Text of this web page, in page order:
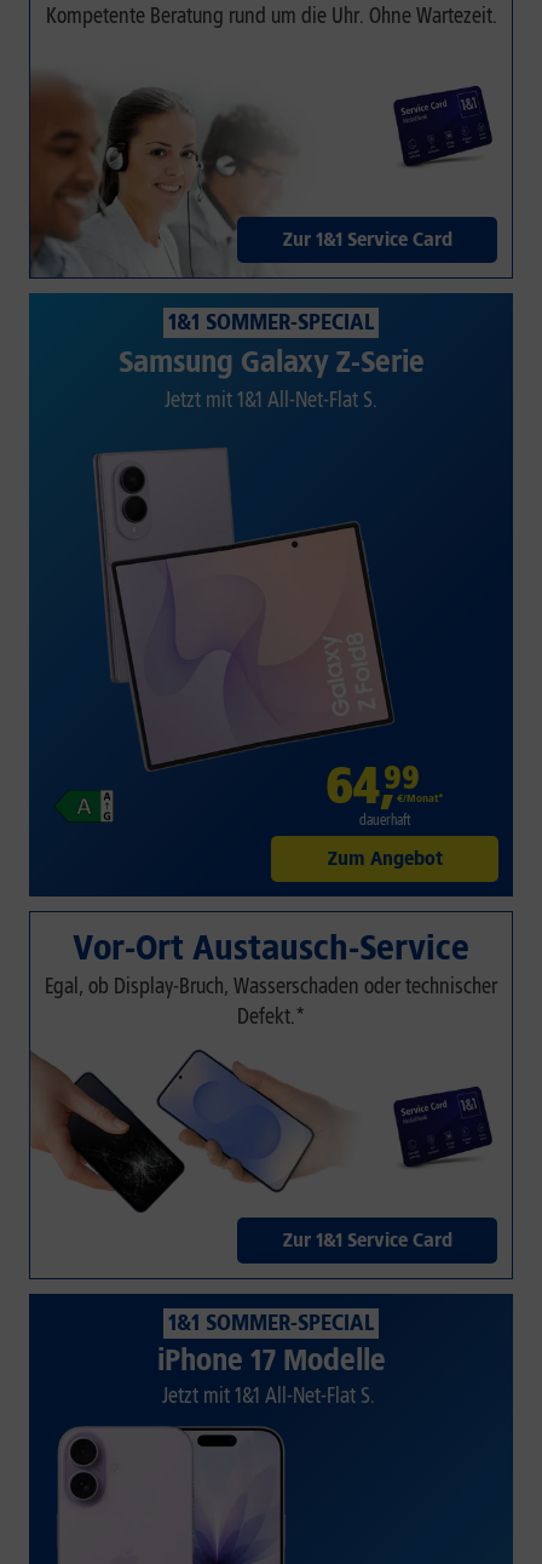
Kompetente Beratung rund um die Uhr. Ohne Wartezeit.
Zur 1&1 Service Card
1&1 SOMMER-SPECIAL
Samsung Galaxy Z-Serie
Jetzt mit 1&1 All-Net-Flat S.
64,99
€/Monat*
dauerhaft
Zum Angebot
Vor-Ort Austausch-Service
Egal, ob Display-Bruch, Wasserschaden oder technischer
Defekt.*
Zur 1&1 Service Card
1&1 SOMMER-SPECIAL
iPhone 17 Modelle
Jetzt mit 1&1 All-Net-Flat S.